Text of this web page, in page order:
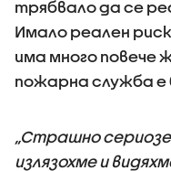
трябвало да се
Имало реален
има много повече
пожарна служба е
„Страшно
излязохме и